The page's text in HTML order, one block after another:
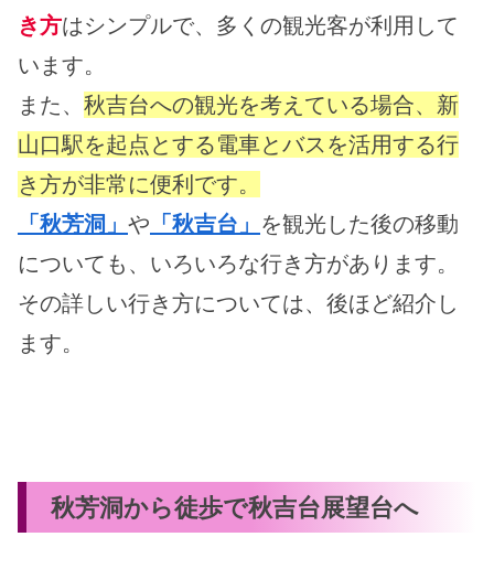
き方はシンプルで、多くの観光客が利用して
います。
また、 秋吉台への観光を考えている場合、新
山口駅を起点とする電車とバスを活用する行
き方が非常に便利です。
「秋芳洞」 や 「秋吉台」 を観光した後の移動
についても、いろいろな行き方があります。
その詳しい行き方については、後ほど紹介し
ます。
秋芳洞から徒歩で秋吉台展望台へ